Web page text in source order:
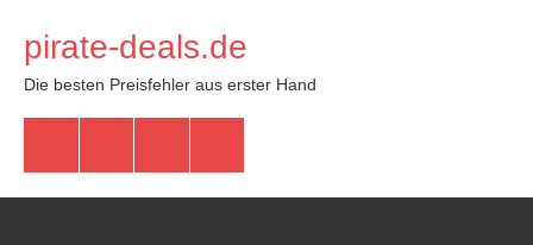
Inhalt
springen
pirate-deals.de
Die besten Preisfehler aus erster Hand